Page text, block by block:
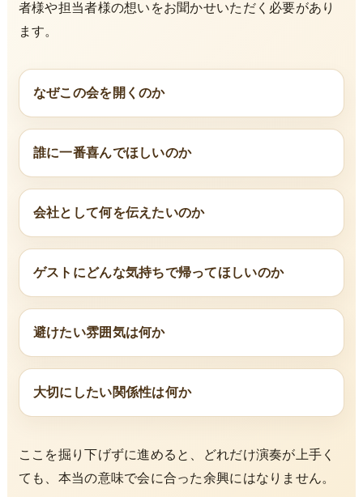
者様や担当者様の想いをお聞かせいただく必要があり
ます。
なぜこの会を開くのか
誰に一番喜んでほしいのか
会社として何を伝えたいのか
ゲストにどんな気持ちで帰ってほしいのか
避けたい雰囲気は何か
大切にしたい関係性は何か
ここを掘り下げずに進めると、どれだけ演奏が上手く
ても、本当の意味で会に合った余興にはなりません。